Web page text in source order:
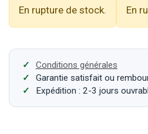
En rupture de stock. En
Conditions générales
Garantie satisfait ou
Expédition : 2-3 jours